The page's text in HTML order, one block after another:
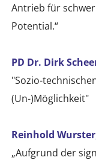
Antrieb für
Potential.“
PD Dr. Dirk
"Sozio-
(Un-)Möglichkeit"
Reinhold
„Aufgrund der